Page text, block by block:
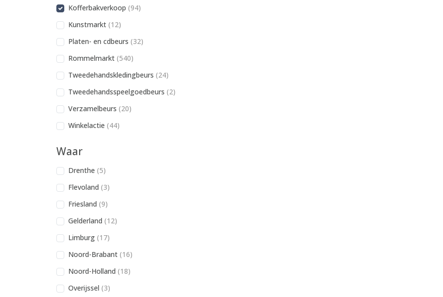
Kofferbakverkoop (94)
Kunstmarkt (12)
Platen- en cdbeurs (32)
Rommelmarkt (540)
Tweedehandskledingbeurs (24)
Tweedehandsspeelgoedbeurs (2)
Verzamelbeurs (20)
Winkelactie (44)
Waar
Drenthe (5)
Flevoland (3)
Friesland (9)
Gelderland (12)
Limburg (17)
Noord-Brabant (16)
Noord-Holland (18)
Overijssel (3)